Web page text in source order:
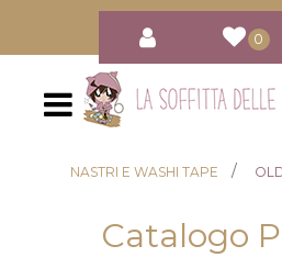
0
Open
NASTRI E WASHI TAPE
Catalogo